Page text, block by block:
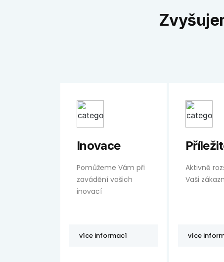
Inovace
Pomůžeme Vám při
zavádění vašich
inovací
více informací
Aktivně
Vaši
více